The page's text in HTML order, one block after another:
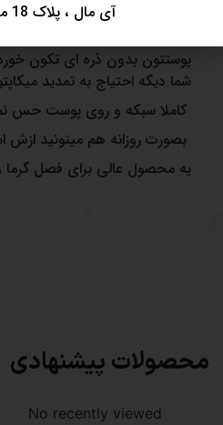
پوستتون بدون ذره ای تکون
شما دیگه احتیاج به تمدید
کاملا سبکه و روی پوست حس
بصورت روزانه هم میتونید ازش
یه محصول عالی برای فصل گرما
محصولات پیشنهادی
No recently viewed
آی مال ، پلاک 18 مراجعه نمایید.